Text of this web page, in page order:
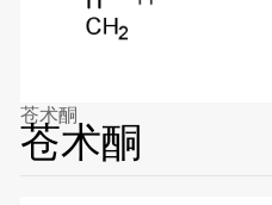
苍术酮
苍术酮